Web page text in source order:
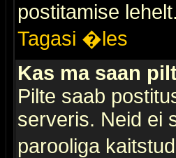
postitamise
Tagasi �les
Kas ma saan
Pilte saab
serveris. Neid ei
parooliga